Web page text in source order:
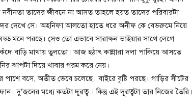
নবীনতা তাদের জীবনে না আসত তাহলে হয়ত তাদের পরিবারটা
দেখে সে। অহনিফা আলতো হাতে ধরে অর্নীফ কে বেডরুমে নিয়ে
মনে পরছে। সেও তো এভাবে সারাক্ষন ভাইয়ার সাথে লেগে
বাড়ি মাথায় তুলতো। আজ হঠাৎ কান্নারা দলা পাকিয়ে আসতে
ঝাপটা দিয়ে খাবার গরম করে নেয়।
পাশে বসে, অতীত ভেবে চলেছে। বাইরে বৃষ্টি পরছে। গাড়ির সীটের
দু’জনের মধ্যে কতটা দূরত্ব । কিন্তু এই দূরত্বটা তার নিজের তৈরি।